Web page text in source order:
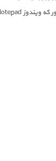
که ویندوز